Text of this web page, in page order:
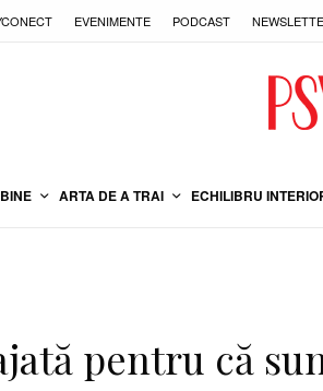
EVENIMENTE PODCAST
ARTA DE A TRAI ECHILIBRU
pentru că